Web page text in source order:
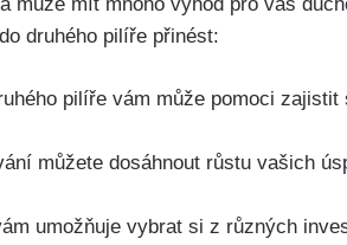
druhého pilíře přinést:
pilíře vám může pomoci
můžete dosáhnout růstu vašich
umožňuje vybrat si z různých